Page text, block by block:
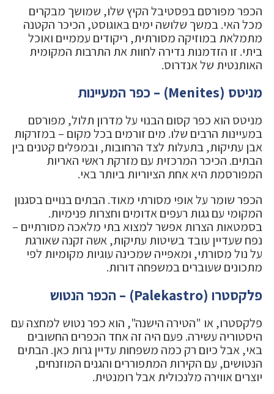
הכפר מפורסם בפסטיבל הקיץ שלו, שמושך מבקרים
מכל האי. במשך שלושה ימים באוגוסט, הכיכר הקטנה
מתמלאת במוזיקה מסורתית, ריקודים עממיים ואוכל
ביתי. זו הזדמנות נדירה לחוות את התרבות המקומית
האותנטית של אנדרוס.
מניטס (Menites) – כפר המעיינות
מניטס הוא כפר קסום הבנוי על מדרון תלול, מפורסם
במעיינות הרבים שלו. מים זורמים בכל מקום – במזרקות
אבן עתיקות, בתעלות לצד הרחובות, ובמפלים קטנים בין
הבתים. הכיכר המרכזית עם מזרקת ראשי האריות
המפורסמת היא אחת הציוריות ביותר באי.
הכפר שומר על אופי מסורתי מאוד. הבתים בנויים בסגנון
המקומי עם גגות רעפים אדומים וחצרות פנימיות.
בסמטאות הצרות אפשר למצוא בתי מלאכה מסורתיים –
נפח שעדיין עובד בשיטות עתיקות, אשה זקנה שאורגת
על נול מסורתי, ומאפייה שמכינה עוגיות מקומיות לפי
מתכונים שעוברים במשפחה דורות.
פלקסטרו (Palekastro) – הכפר הנטוש
פלקסטרו, או "הטירה הישנה", הוא כפר נטוש למחצה עם
היסטוריה עשירה. פעם היה זה אחד הכפרים החשובים
באי, אבל כיום רק כמה משפחות עדיין גרות כאן. הבתים
הנטושים, עם הקירות המתפוררים והגנים המוזנחים,
יוצרים אווירה מלנכולית אבל רומנטית.